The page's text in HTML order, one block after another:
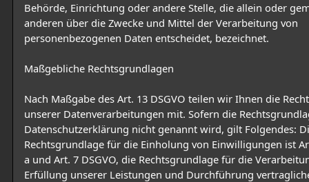
Behörde, Einrichtung oder andere Stelle, die allein oder
anderen über die Zwecke und Mittel der Verarbeitung von
personenbezogenen Daten entscheidet, bezeichnet.
Maßgebliche Rechtsgrundlagen
Nach Maßgabe des Art. 13 DSGVO teilen wir Ihnen die
unserer Datenverarbeitungen mit. Sofern die
Datenschutzerklärung nicht genannt wird, gilt Folgendes:
Rechtsgrundlage für die Einholung von Einwilligungen ist
a und Art. 7 DSGVO, die Rechtsgrundlage für die
Erfüllung unserer Leistungen und Durchführung